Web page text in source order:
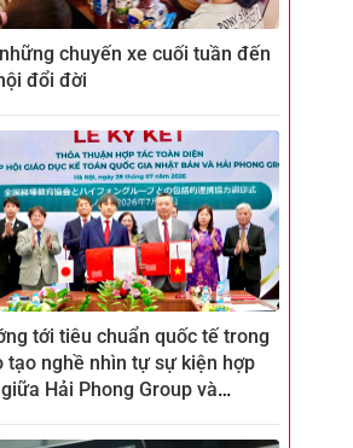
chuyến xe cuối tuần đến
đổi đời
tới tiêu chuẩn quốc tế trong
tạo nghề nhìn tự sự kiện hợp
Hải Phong Group và